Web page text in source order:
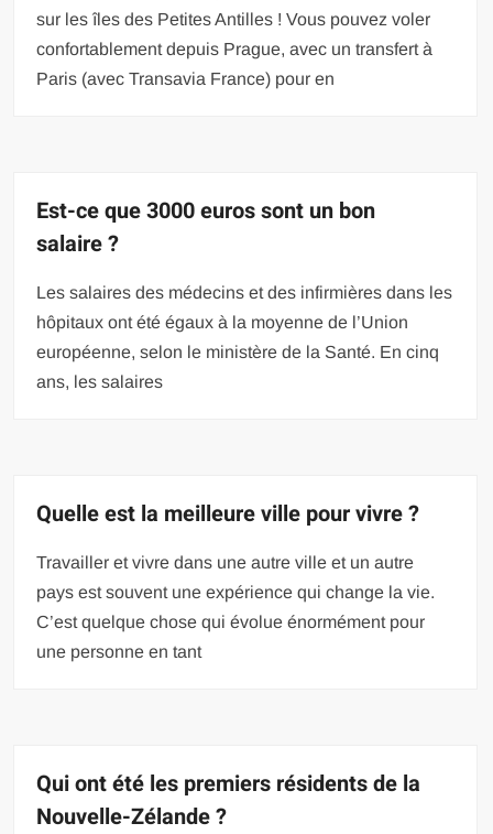
sur les îles des Petites Antilles ! Vous pouvez voler
confortablement depuis Prague, avec un transfert à
Paris (avec Transavia France) pour en
Est-ce que 3000 euros sont un bon
salaire ?
Les salaires des médecins et des infirmières dans les
hôpitaux ont été égaux à la moyenne de l’Union
européenne, selon le ministère de la Santé. En cinq
ans, les salaires
Quelle est la meilleure ville pour vivre ?
Travailler et vivre dans une autre ville et un autre
pays est souvent une expérience qui change la vie.
C’est quelque chose qui évolue énormément pour
une personne en tant
Qui ont été les premiers résidents de la
Nouvelle-Zélande ?